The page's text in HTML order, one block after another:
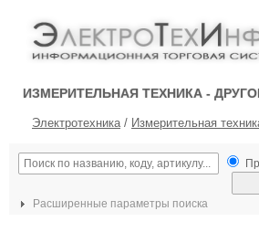
ИЗМЕРИТЕЛЬНАЯ ТЕХНИКА -
Электротехника/ Измерительная
Расширенные параметры поиска